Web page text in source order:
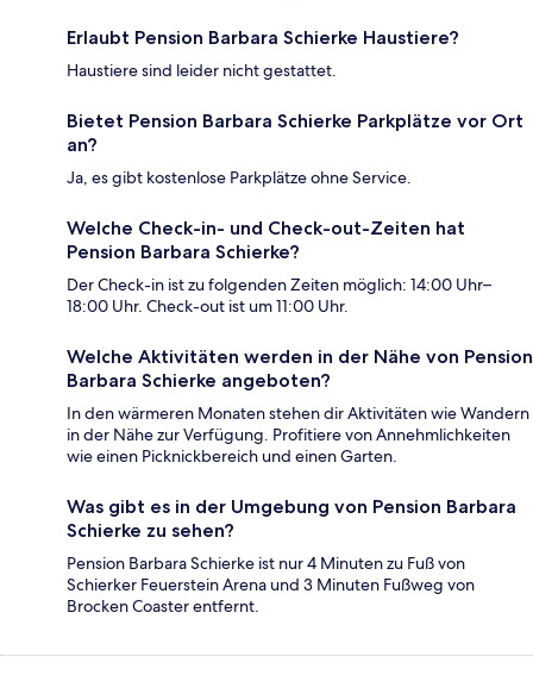
Erlaubt Pension Barbara Schierke Haustiere?
Haustiere sind leider nicht gestattet.
Bietet Pension Barbara Schierke Parkplätze vor Ort
an?
Ja, es gibt kostenlose Parkplätze ohne Service.
Welche Check-in- und Check-out-Zeiten hat
Pension Barbara Schierke?
Der Check-in ist zu folgenden Zeiten möglich: 14:00 Uhr–
18:00 Uhr. Check-out ist um 11:00 Uhr.
Welche Aktivitäten werden in der Nähe von Pension
Barbara Schierke angeboten?
In den wärmeren Monaten stehen dir Aktivitäten wie Wandern
in der Nähe zur Verfügung. Profitiere von Annehmlichkeiten
wie einen Picknickbereich und einen Garten.
Was gibt es in der Umgebung von Pension Barbara
Schierke zu sehen?
Pension Barbara Schierke ist nur 4 Minuten zu Fuß von
Schierker Feuerstein Arena und 3 Minuten Fußweg von
Brocken Coaster entfernt.